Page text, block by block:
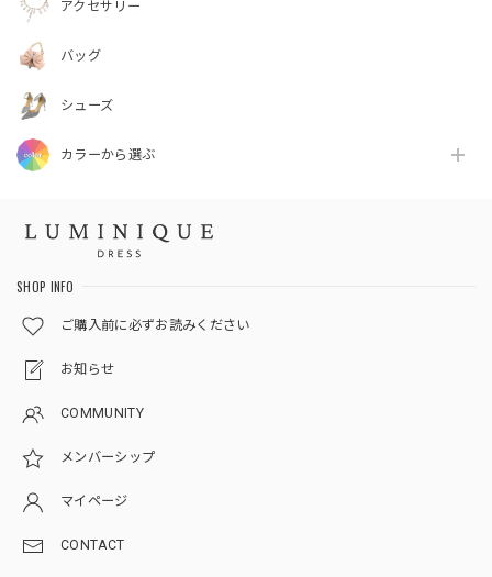
アクセサリー
バッグ
シューズ
カラーから選ぶ
SHOP INFO
ご購入前に必ずお読みください
お知らせ
COMMUNITY
メンバーシップ
マイページ
CONTACT